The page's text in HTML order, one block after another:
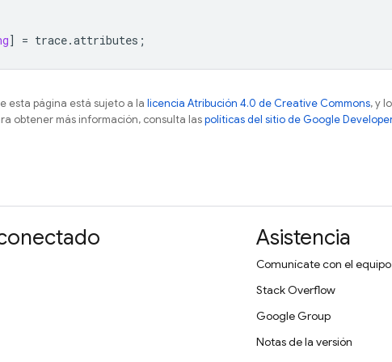
] = trace.attributes ;
esta página está sujeto a la licencia Atribución 4.0 de Creative Commons, y
obtener más información, consulta laspolíticas del sitio de Google
Asistencia
Comunícate con el
Stack Overflow
Google Group
Notas de la versión